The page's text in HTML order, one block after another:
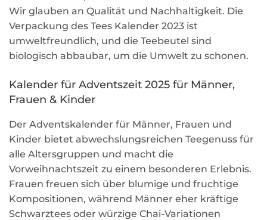
Wir glauben an Qualität und Nachhaltigkeit. Die
Verpackung des Tees Kalender 2023 ist
umweltfreundlich, und die Teebeutel sind
biologisch abbaubar, um die Umwelt zu schonen.
Kalender für Adventszeit 2025 für Männer,
Frauen & Kinder
Der Adventskalender für Männer, Frauen und
Kinder bietet abwechslungsreichen Teegenuss für
alle Altersgruppen und macht die
Vorweihnachtszeit zu einem besonderen Erlebnis.
Frauen freuen sich über blumige und fruchtige
Kompositionen, während Männer eher kräftige
Schwarztees oder würzige Chai-Variationen